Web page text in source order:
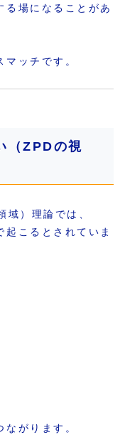
る場になることがあ
ッチです。
（ZPDの視
域）理論では、
こるとされていま
ながります。